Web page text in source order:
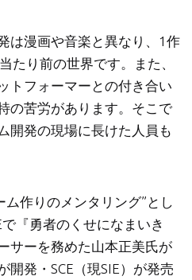
は漫画や音楽と異なり、1作
たり前の世界です。また、
トフォーマーとの付き合い
の苦労があります。そこで
開発の現場に長けた人員も
作りのメンタリング”とし
『勇者のくせになまいき
サーを務めた山本正美氏が
開発・SCE（現SIE）が発売